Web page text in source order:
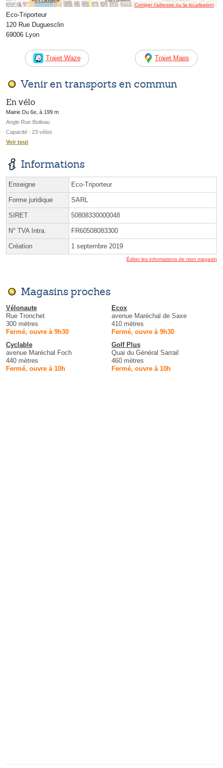
Corriger l’adresse ou la localisation
Eco-Triporteur
120 Rue Duguesclin
69006 Lyon
Trajet Waze Trajet Maps
Venir en transports en commun
En vélo
Mairie Du 6e, à 199 m
Angle Rue Boileau
Capacité : 23 vélos
Voir tout
Informations
Enseigne Eco-Triporteur
Forme juridique SARL
SIRET 50808330000048
N° TVA Intra. FR60508083300
Création 1 septembre 2019
Éditer les informations de mon magasin
Magasins proches
Vélonaute
Rue Tronchet
300 mètres
Fermé, ouvre à 9h30
Ecox
avenue Maréchal de Saxe
410 mètres
Fermé, ouvre à 9h30
Cyclable
avenue Maréchal Foch
440 mètres
Fermé, ouvre à 10h
Golf Plus
Quai du Général Sarrail
460 mètres
Fermé, ouvre à 10h